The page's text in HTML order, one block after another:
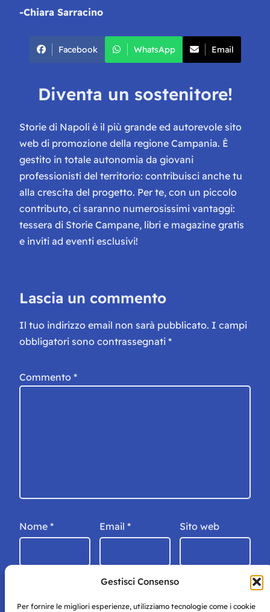
Gestisci Consenso
Per fornire le migliori esperienze, utilizziamo tecnologie come i cookie
-Chiara Sarracino
Facebook WhatsApp Email
Diventa un sostenitore!
Storie di Napoli è il più grande ed autorevole sito
web di promozione della regione Campania. È
gestito in totale autonomia da giovani
professionisti del territorio: contribuisci anche tu
alla crescita del progetto. Per te, con un piccolo
contributo, ci saranno numerosissimi vantaggi:
tessera di Storie Campane, libri e magazine gratis
e inviti ad eventi esclusivi!
Lascia un commento
Il tuo indirizzo email non sarà pubblicato. I campi
obbligatori sono contrassegnati *
Commento *
Nome * Email * Sito web